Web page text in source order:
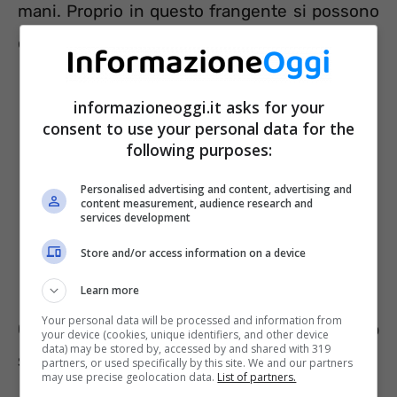
mani. Proprio in questo frangente si possono
commettere degli errori.
Gli errori da non commettere quando
si riscalda l’auto in inverno
informazioneoggi.it asks for your
consent to use your personal data for the
following purposes:
Personalised advertising and content, advertising and
content measurement, audience research and
services development
Store and/or access information on a device
Learn more
Your personal data will be processed and information from
your device (cookies, unique identifiers, and other device
data) may be stored by, accessed by and shared with 319
partners, or used specifically by this site. We and our partners
may use precise geolocation data. List of partners.